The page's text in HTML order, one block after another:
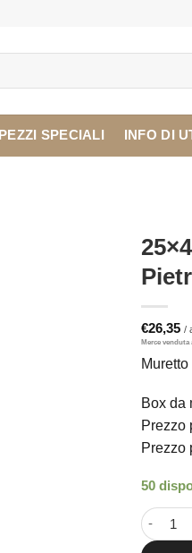
PEZZI SPECIALI INFO DI
€26,35
Box da
Prezzo
Prezzo
50
25x40